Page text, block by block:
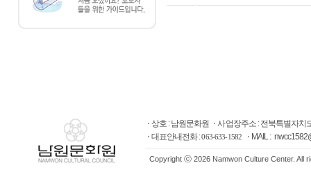
상호 : 남원문화원
사업장주소 : 전북특별자
대표안내전화 :063-633-1582 MAIL :
Copyright ⓒ 2026 Namwon Culture Center. All